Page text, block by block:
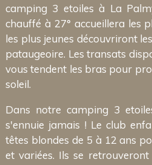
camping 3 etoiles à La
chauffé à 27° accueillera les
les plus jeunes découvriront
pataugeoire. Les transats
vous tendent les bras pour
soleil.
Dans notre camping 3
s'ennuie jamais ! Le club
têtes blondes de 5 à 12 ans
et variées. Ils se